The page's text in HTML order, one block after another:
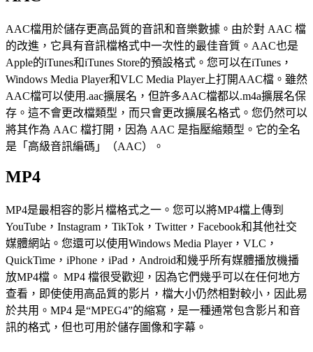
AAC檔用於儲存更高品質的音訊和音樂數據。由於對 AAC 檔
的改進，它具有音訊檔格式中一次性的最佳音質。AAC也是
Apple的iTunes和iTunes Store的預設格式。您可以在iTunes，
Windows Media Player和VLC Media Player上打開AAC檔。雖然
AAC檔可以使用.aac擴展名，但許多AAC檔都以.m4a擴展名保
存。這不會更改檔類型，而只會更改擴展名格式。您仍然可以
將其作為 AAC 檔打開，因為 AAC 是指壓縮類型。它的全名
是「高級音訊編碼」（AAC）。
MP4
MP4是最相容的影片檔格式之一。您可以將MP4檔上傳到
YouTube，Instagram，TikTok，Twitter，Facebook和其他社交
媒體網站。您還可以使用Windows Media Player，VLC，
QuickTime，iPhone，iPad，Android和幾乎所有媒體播放機播
放MP4檔。 MP4 檔很受歡迎，因為它們幾乎可以在任何地方
查看，即使使用高品質的影片，檔大小仍然相對較小，因此易
於共用。MP4 是“MPEG4”的縮寫，是一種通常包含影片和音
訊的格式，但也可用於儲存圖像和字幕。